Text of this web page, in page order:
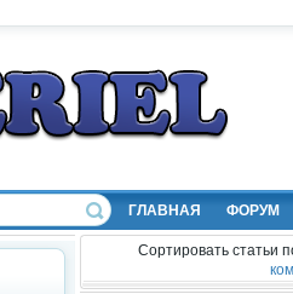
ГЛАВНАЯ ФОРУМ
Сортировать статьи